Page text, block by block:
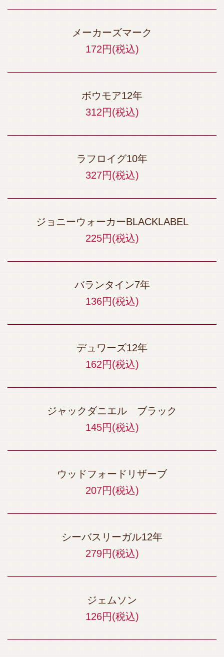
メーカーズマーク
172円(税込)
ボウモア12年
312円(税込)
ラフロイグ10年
327円(税込)
ジョニーウォーカーBLACKLABEL
225円(税込)
バランタイン7年
136円(税込)
デュワーズ12年
162円(税込)
ジャックダニエル ブラック
145円(税込)
ウッドフォードリザーブ
207円(税込)
シーバスリーガル12年
279円(税込)
ジェムソン
126円(税込)